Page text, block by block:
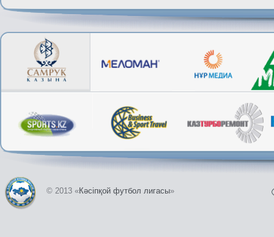
© 2013 «Кәсіпқой футбол лигасы»